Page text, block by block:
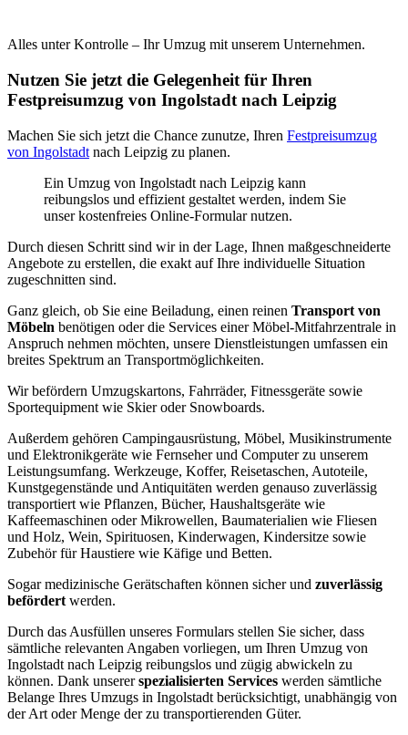
Alles unter Kontrolle – Ihr Umzug mit unserem Unternehmen.
Nutzen Sie jetzt die Gelegenheit für Ihren
Festpreisumzug von Ingolstadt nach Leipzig
Machen Sie sich jetzt die Chance zunutze, Ihren Festpreisumzug
von Ingolstadt nach Leipzig zu planen.
Ein Umzug von Ingolstadt nach Leipzig kann
reibungslos und effizient gestaltet werden, indem Sie
unser kostenfreies Online-Formular nutzen.
Durch diesen Schritt sind wir in der Lage, Ihnen maßgeschneiderte
Angebote zu erstellen, die exakt auf Ihre individuelle Situation
zugeschnitten sind.
Ganz gleich, ob Sie eine Beiladung, einen reinen Transport von
Möbeln benötigen oder die Services einer Möbel-Mitfahrzentrale in
Anspruch nehmen möchten, unsere Dienstleistungen umfassen ein
breites Spektrum an Transportmöglichkeiten.
Wir befördern Umzugskartons, Fahrräder, Fitnessgeräte sowie
Sportequipment wie Skier oder Snowboards.
Außerdem gehören Campingausrüstung, Möbel, Musikinstrumente
und Elektronikgeräte wie Fernseher und Computer zu unserem
Leistungsumfang. Werkzeuge, Koffer, Reisetaschen, Autoteile,
Kunstgegenstände und Antiquitäten werden genauso zuverlässig
transportiert wie Pflanzen, Bücher, Haushaltsgeräte wie
Kaffeemaschinen oder Mikrowellen, Baumaterialien wie Fliesen
und Holz, Wein, Spirituosen, Kinderwagen, Kindersitze sowie
Zubehör für Haustiere wie Käfige und Betten.
Sogar medizinische Gerätschaften können sicher und zuverlässig
befördert werden.
Durch das Ausfüllen unseres Formulars stellen Sie sicher, dass
sämtliche relevanten Angaben vorliegen, um Ihren Umzug von
Ingolstadt nach Leipzig reibungslos und zügig abwickeln zu
können. Dank unsererspezialisierten Services werden sämtliche
Belange Ihres Umzugs in Ingolstadt berücksichtigt, unabhängig von
der Art oder Menge der zu transportierenden Güter.